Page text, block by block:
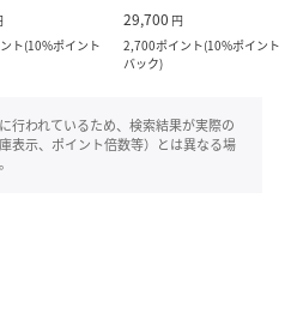
ト(10%ポイント
29,700 円
2,700ポイント(10%ポイント
バック)
行われているため、検索結果が実際の
表示、ポイント倍数等）とは異なる場